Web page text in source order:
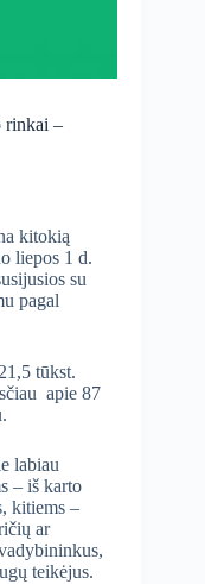
rinkai –
kitokią
liepos 1 d.
su
pagal
tūkst.
apie 87
labiau
– iš karto
kitiems –
ar
teikėjus.